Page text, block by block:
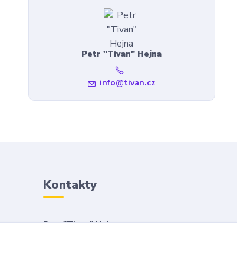
Petr "Tivan" Hejna
info@tivan.cz
Kontakty
Petr "Tivan" Hejna